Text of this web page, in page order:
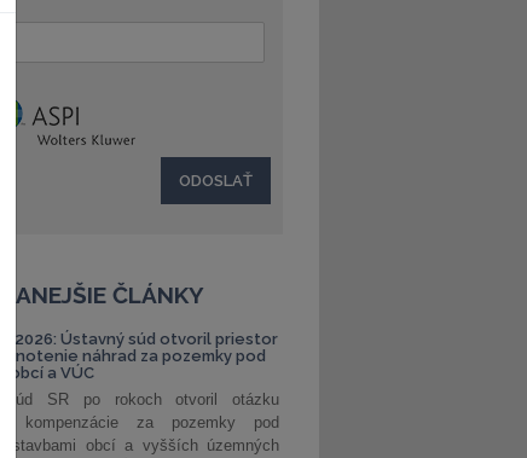
ČLÁNKY
1/2026: Ústavný súd otvoril priestor
náhrad za pozemky pod
obcí a VÚC
súd SR po rokoch otvoril otázku
kompenzácie za pozemky pod
stavbami obcí a vyšších územných